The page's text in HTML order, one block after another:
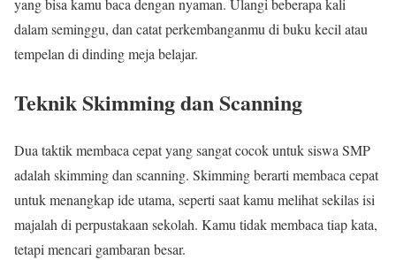
dalam seminggu, dan catat perkembanganmu di buku kecil atau
tempelan di dinding meja belajar.
Teknik Skimming dan Scanning
Dua taktik membaca cepat yang sangat cocok untuk siswa SMP
adalah skimming dan scanning. Skimming berarti membaca cepat
untuk menangkap ide utama, seperti saat kamu melihat sekilas isi
majalah di perpustakaan sekolah. Kamu tidak membaca tiap kata,
tetapi mencari gambaran besar.